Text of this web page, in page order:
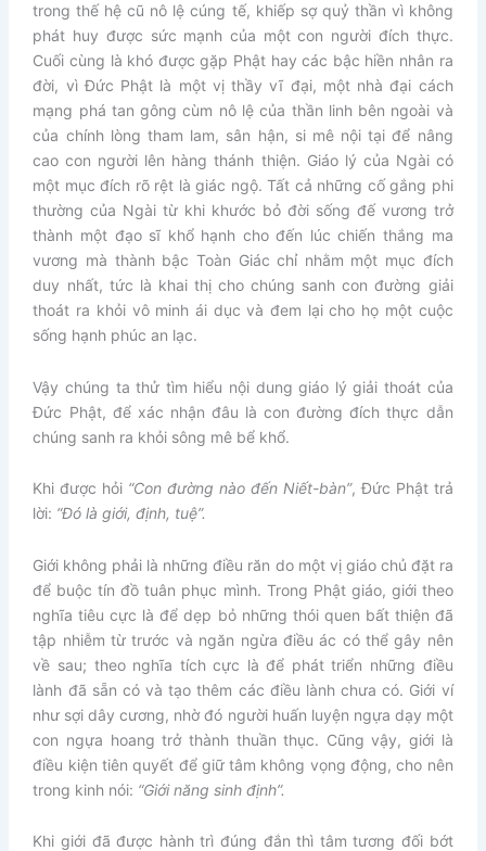
trong thế hệ cũ nô lệ cúng tế, khiếp sợ quỷ thần vì không
phát huy được sức mạnh của một con người đích thực.
Cuối cùng là khó được gặp Phật hay các bậc hiền nhân ra
đời, vì Đức Phật là một vị thầy vĩ đại, một nhà đại cách
mạng phá tan gông cùm nô lệ của thần linh bên ngoài và
của chính lòng tham lam, sân hận, si mê nội tại để nâng
cao con người lên hàng thánh thiện. Giáo lý của Ngài có
một mục đích rõ rệt là giác ngộ. Tất cả những cố gắng phi
thường của Ngài từ khi khước bỏ đời sống đế vương trở
thành một đạo sĩ khổ hạnh cho đến lúc chiến thắng ma
vương mà thành bậc Toàn Giác chỉ nhằm một mục đích
duy nhất, tức là khai thị cho chúng sanh con đường giải
thoát ra khỏi vô minh ái dục và đem lại cho họ một cuộc
sống hạnh phúc an lạc.
Vậy chúng ta thử tìm hiểu nội dung giáo lý giải thoát của
Đức Phật, để xác nhận đâu là con đường đích thực dẫn
chúng sanh ra khỏi sông mê bể khổ.
Khi được hỏi “Con đường nào đến Niết-bàn”, Đức Phật trả
lời: “Đó là giới, định, tuệ”.
Giới không phải là những điều răn do một vị giáo chủ đặt ra
để buộc tín đồ tuân phục mình. Trong Phật giáo, giới theo
nghĩa tiêu cực là để dẹp bỏ những thói quen bất thiện đã
tập nhiễm từ trước và ngăn ngừa điều ác có thể gây nên
về sau; theo nghĩa tích cực là để phát triển những điều
lành đã sẵn có và tạo thêm các điều lành chưa có. Giới ví
như sợi dây cương, nhờ đó người huấn luyện ngựa dạy một
con ngựa hoang trở thành thuần thục. Cũng vậy, giới là
điều kiện tiên quyết để giữ tâm không vọng động, cho nên
trong kinh nói: “Giới năng sinh định”.
Khi giới đã được hành trì đúng đắn thì tâm tương đối bớt